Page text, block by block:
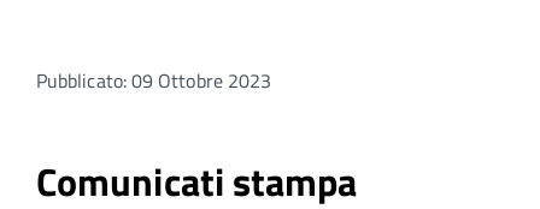
Pubblicato: 09 Ottobre 2023
Comunicati stampa